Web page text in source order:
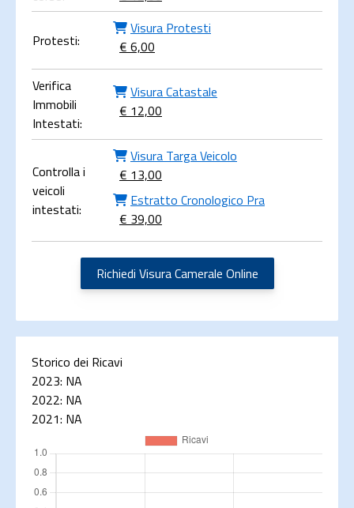
Protesti:
Visura Protesti
€ 6,00
Verifica
Immobili
Intestati:
Visura Catastale
€ 12,00
Controlla i
veicoli
intestati:
Visura Targa Veicolo
€ 13,00
Estratto Cronologico Pra
€ 39,00
Richiedi Visura Camerale Online
Storico dei Ricavi
2023: NA
2022: NA
2021: NA